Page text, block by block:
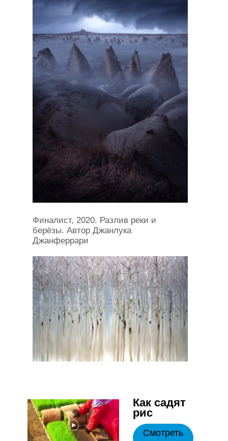
Финалист, 2020. Разлив реки и
берёзы. Автор Джанлука
Джанферрари
Как садят
рис
Смотреть